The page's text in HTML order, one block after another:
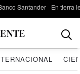
Santander En tierra